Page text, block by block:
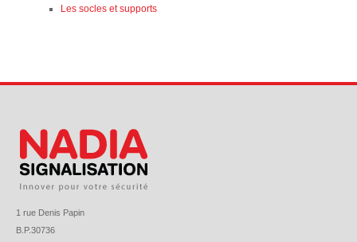
Les socles et supports
1 rue Denis Papin
B.P.30736